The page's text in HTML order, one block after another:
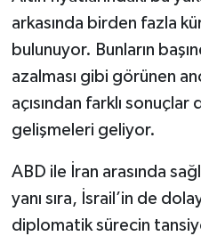
arkasında birden fazla
bulunuyor. Bunların
azalması gibi görünen
açısından farklı
gelişmeleri geliyor.
ABD ile İran arasında
yanı sıra, İsrail’in de
diplomatik sürecin